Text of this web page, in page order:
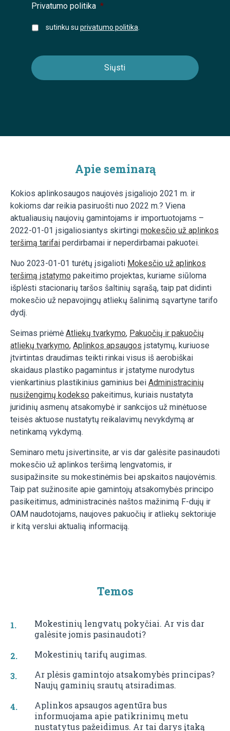
Privatumo politika *
sutinku su privatumo politika
Apie seminarą
Kokios aplinkosaugos naujovės įsigaliojo 2021 m. ir
kokioms dar reikia pasiruošti nuo 2022 m.? Viena
aktualiausių naujovių gamintojams ir importuotojams –
2022-01-01 įsigaliosiantys skirtingi mokesčio už aplinkos
teršimą tarifai perdirbamai ir neperdirbamai pakuotei.
Nuo 2023-01-01 turėtų įsigalioti Mokesčio už aplinkos
teršimą įstatymo pakeitimo projektas, kuriame siūloma
išplėsti stacionarių taršos šaltinių sąrašą, taip pat didinti
mokesčio už nepavojingų atliekų šalinimą sąvartyne tarifo
dydį.
Seimas priėmė Atliekų tvarkymo, Pakuočių ir pakuočių
atliekų tvarkymo, Aplinkos apsaugos įstatymų, kuriuose
įtvirtintas draudimas teikti rinkai visus iš aerobiškai
skaidaus plastiko pagamintus ir įstatyme nurodytus
vienkartinius plastikinius gaminius bei Administracinių
nusižengimų kodekso pakeitimus, kuriais nustatyta
juridinių asmenų atsakomybė ir sankcijos už minėtuose
teisės aktuose nustatytų reikalavimų nevykdymą ar
netinkamą vykdymą.
Seminaro metu įsivertinsite, ar vis dar galėsite pasinaudoti
mokesčio už aplinkos teršimą lengvatomis, ir
susipažinsite su mokestinėmis bei apskaitos naujovėmis.
Taip pat sužinosite apie gamintojų atsakomybės principo
pasikeitimus, administracinės naštos mažinimą F-dujų ir
OAM naudotojams, naujoves pakuočių ir atliekų sektoriuje
ir kitą verslui aktualią informaciją.
Temos
Mokestinių lengvatų pokyčiai. Ar vis dar
galėsite jomis pasinaudoti?
Mokestinių tarifų augimas.
Ar plėsis gamintojo atsakomybės principas?
Naujų gaminių srautų atsiradimas.
Aplinkos apsaugos agentūra bus
informuojama apie patikrinimų metu
nustatytus pažeidimus. Ar tai darys įtaką